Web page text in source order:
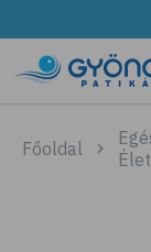
Főoldal
Élet